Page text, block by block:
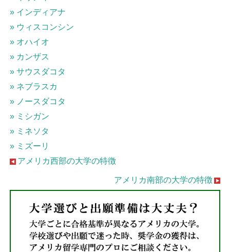
» インディアナ
» ウィスコンシン
» オハイオ
» カンザス
» サウスダコタ
» ネブラスカ
» ノースダコタ
» ミシガン
» ミネソタ
» ミズーリ
アメリカ西部の大学の特徴
アメリカ南部の大学の特徴